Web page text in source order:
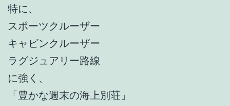
特に、
スポーツクルーザー
キャビンクルーザー
ラグジュアリー路線
に強く、
「豊かな週末の海上別荘」